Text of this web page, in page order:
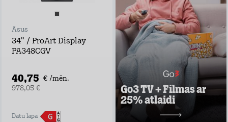
Asus
34" / ProArt Display
PA348CGV
40,75 € /mēn.
978,05 €
Datu lapa
Go3 TV + Filmas ar
25% atlaidi
Ekskluzīvs Go3
oriģinālsaturs
Latvijas saturs,
ārvalstu filmas un
seriāli visai
ģimenei
Vairāk nekā 30
vietējie un ārvalstu
TV kanāli
Uzzināt vairāk
10,49 €/mēn.